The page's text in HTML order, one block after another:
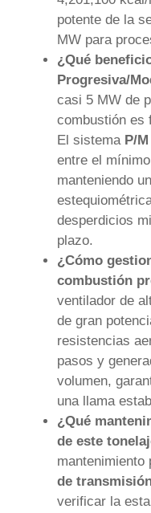
potente de la
MW para
¿Qué
Progresiva/
casi 5 MW de
combustión es
El sistema P/M
entre el
manteniendo
desperdicios
plazo.
¿Cómo
combustión
ventilador de
de gran
resistencias
pasos y
volumen,
una llama
¿Qué
de este
mantenimiento
de
verificar la